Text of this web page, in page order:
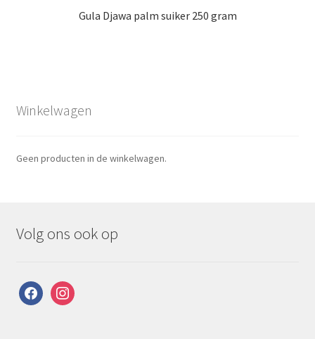
Gula Djawa palm suiker 250 gram
Winkelwagen
Geen producten in de winkelwagen.
Volg ons ook op
facebookinstagram